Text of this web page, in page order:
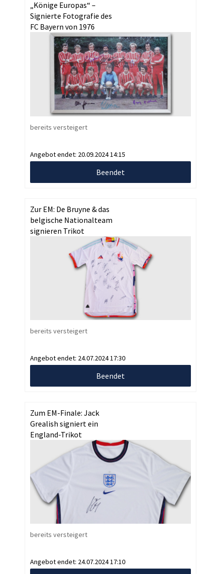
„Könige Europas“ –
Signierte Fotografie des
FC Bayern von 1976
bereits versteigert
Angebot endet: 20.09.2024 14:15
Beendet
Zur EM: De Bruyne & das
belgische Nationalteam
signieren Trikot
bereits versteigert
Angebot endet: 24.07.2024 17:30
Beendet
Zum EM-Finale: Jack
Grealish signiert ein
England-Trikot
bereits versteigert
Angebot endet: 24.07.2024 17:10